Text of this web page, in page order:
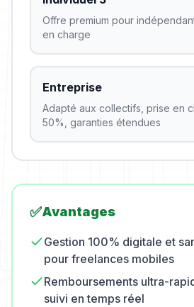
Offre premium pour
en charge
Entreprise
Adapté aux collectifs, prise en
50%, garanties étendues
✅Avantages
Gestion 100% digitale et
pour freelances mobiles
Remboursements ultra-
suivi en temps réel